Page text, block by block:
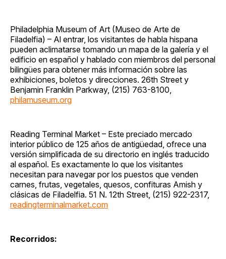
Philadelphia Museum of Art (Museo de Arte de
Filadelfia) – Al entrar, los visitantes de habla hispana
pueden aclimatarse tomando un mapa de la galería y el
edificio en español y hablado con miembros del personal
bilingües para obtener más información sobre las
exhibiciones, boletos y direcciones. 26th Street y
Benjamin Franklin Parkway, (215) 763-8100,
philamuseum.org
Reading Terminal Market – Este preciado mercado
interior público de 125 años de antigüedad, ofrece una
versión simplificada de su directorio en inglés traducido
al español. Es exactamente lo que los visitantes
necesitan para navegar por los puestos que venden
carnes, frutas, vegetales, quesos, confituras Amish y
clásicas de Filadelfia. 51 N. 12th Street, (215) 922-2317,
readingterminalmarket.com
Recorridos: